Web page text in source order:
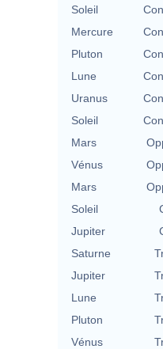
Soleil
Mercure
Pluton
Lune
Uranus
Soleil
Mars
Vénus
Mars
Soleil
Jupiter
Saturne
Jupiter
Lune
Pluton
Vénus